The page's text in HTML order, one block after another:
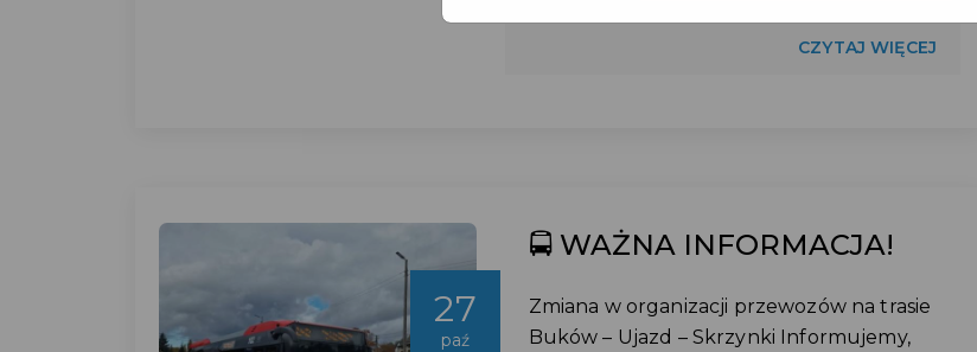
CZYTAJ WIĘCEJ
27
paź
🚍 WAŻNA INFORMACJA!
Zmiana w organizacji przewozów na trasie
Buków – Ujazd – Skrzynki Informujemy,